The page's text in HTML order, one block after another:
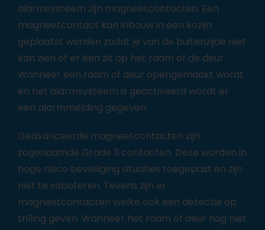
alarmsysteem zijn magneetcontacten. Een
magneetcontact kan inbouw in een kozijn
geplaatst worden zodat je van de buitenzijde niet
kan zien of er één zit op het raam of de deur.
Wanneer een raam of deur opengemaakt wordt
en het alarmsysteem is geactiveerd wordt er
een alarmmelding gegeven.
Geavanceerde magneetcontacten zijn
zogenaamde Grade 3 contacten. Deze worden in
hoge risico beveiliging situaties toegepast en zijn
niet te saboteren. Tevens zijn er
magneetcontacten welke ook een detectie op
trilling geven. Wanneer het raam of deur nog niet